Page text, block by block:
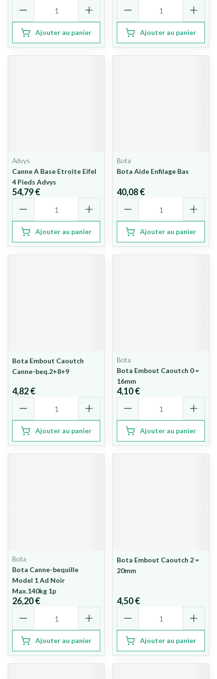
Ajouter au panier Ajouter au panier
Advys
Canne A Base Etroite Eifel
4 Pieds Advys
54,79 €
Ajouter au panier
Bota
Bota Aide Enfilage Bas
40,08 €
Ajouter au panier
Bota Embout Caoutch
Canne-beq.2+8+9
4,82 €
Ajouter au panier
Bota
Bota Embout Caoutch 0 =
16mm
4,10 €
Ajouter au panier
Bota
Bota Canne-bequille
Model 1 Ad Noir
Max.140kg 1p
26,20 €
Ajouter au panier
Bota Embout Caoutch 2 =
20mm
4,50 €
Ajouter au panier